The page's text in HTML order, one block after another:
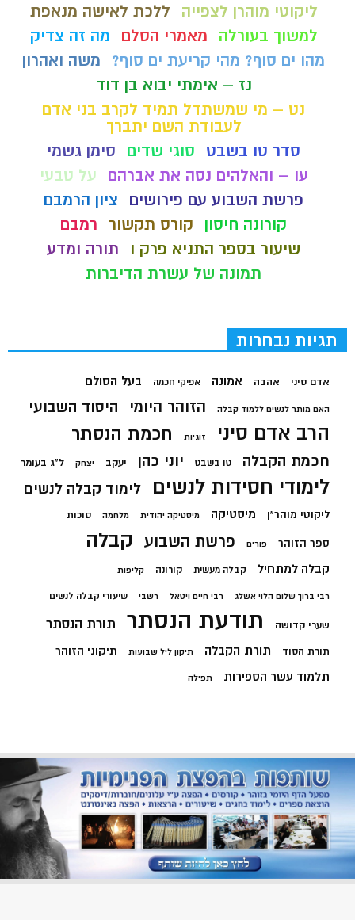
ליקוטי מוהרן לצפייה
ללכת לאישה מנאפת
למשוך בעורלה
מאמרי הסלם
מה זה צדיק
מהו ים סוף? מהי קריעת ים סוף?
משה ואהרון
נז – אימתי יבוא בן דוד
נט – מי שמשתדל תמיד לקרב בני אדם
לעבודת השם יתברך
סדר טו בשבט
סוגי שדים
סימן גשמי
עו – והאלהים נסה את אברהם
על טבעי
פרשת השבוע עם פירושים
ציון הרמבם
קורונה חיסון
קורס תקשור
רמבם
שיעור בספר התניא פרק ו
תורה ומדע
תמונה של עשרת הדיברות
תגיות נבחרות
אדם סיני אהבה אמונה אפיקי חכמה בעל הסולם
האם מותר לנשים ללמוד קבלה הזוהר היומי היסוד השבועי
הרב אדם סיני זוגיות חכמת הנסתר
חכמת הקבלה טו בשבט יוני כהן יעקב יצחק ל"ג בעומר
לימודי חסידות לנשים לימוד קבלה לנשים
ליקוטי מוהר"ן מיסטיקה מיסטיקה יהודית מלחמה סוכות
ספר הזוהר פורים פרשת השבוע קבלה
קבלה למתחיל קבלה מעשית קורונה קליפות
רבי ברוך שלום הלוי אשלג רבי חיים ויטאל רשבי שיעורי קבלה לנשים
שערי קדושה תודעת הנסתר תורת הנסתר
תורת הסוד תורת הקבלה תיקון ליל שבועות תיקוני הזוהר
תלמוד עשר הספירות תפילה